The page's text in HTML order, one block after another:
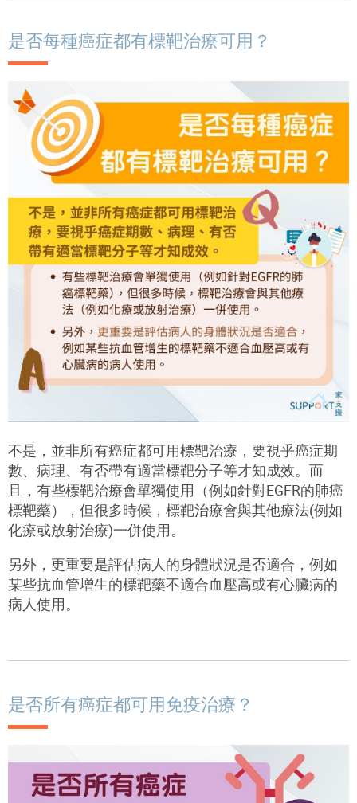
是否每種癌症都有標靶治療可用？
不是，並非所有癌症都可用標靶治療，要視乎癌症期
數、病理、有否帶有適當標靶分子等才知成效。而
且，有些標靶治療會單獨使用（例如針對EGFR的肺癌
標靶藥），但很多時候，標靶治療會與其他療法(例如
化療或放射治療)一併使用。
另外，更重要是評估病人的身體狀況是否適合，例如
某些抗血管增生的標靶藥不適合血壓高或有心臟病的
病人使用。
是否所有癌症都可用免疫治療？